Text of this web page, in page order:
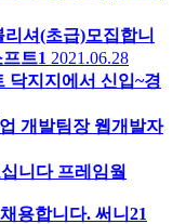
셔(초급)모집합니
트1 2021.06.28
닥지지에서 신입~경
개발팀장 웹개발자
니다 프레임웤
용합니다. 써니21